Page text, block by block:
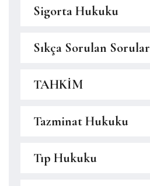
Sigorta Hukuku
Sıkça Sorulan Sorular
TAHKİM
Tazminat Hukuku
Tıp Hukuku